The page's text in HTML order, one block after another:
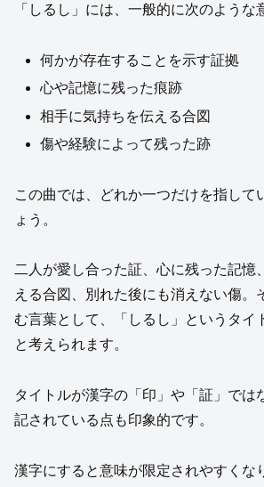
「しるし」には、一般的に次のような
何かが存在することを示す証拠
心や記憶に残った痕跡
相手に気持ちを伝える合図
傷や経験によって残った跡
この曲では、どれか一つだけを指して
ょう。
二人が愛し合った証、心に残った記憶
える合図、別れた後にも消えない傷。
む言葉として、「しるし」というタイ
と考えられます。
タイトルが漢字の「印」や「証」では
記されている点も印象的です。
漢字にすると意味が限定されやすくな